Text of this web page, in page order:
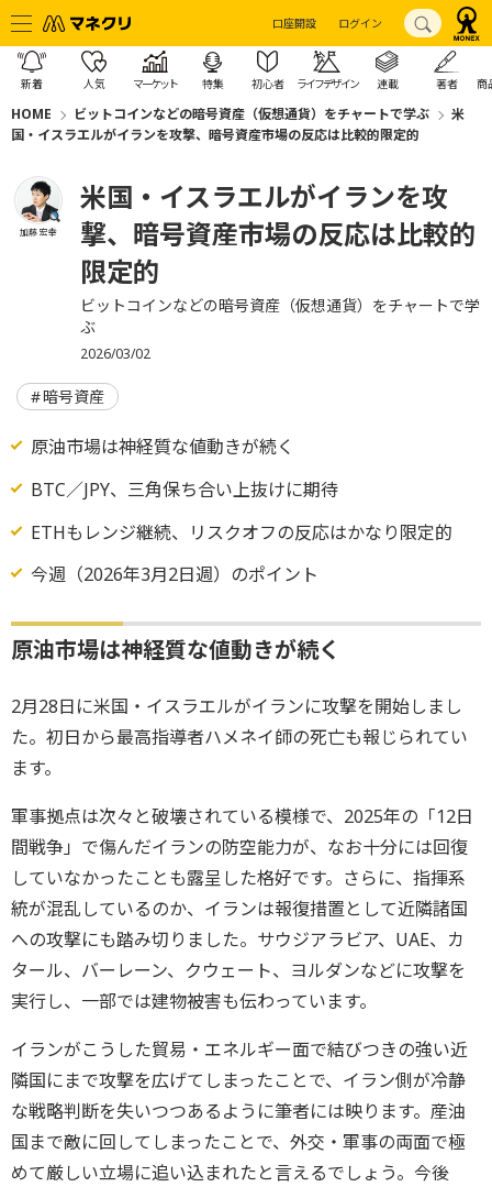
口座開設 ログイン
新着 人気 マーケット 特集 初心者 ライフデザイン 連載 著者 商
HOME ビットコインなどの暗号資産（仮想通貨）をチャートで学ぶ
米
国・イスラエルがイランを攻撃、暗号資産市場の反応は比較的限定的
加藤 宏幸
米国・イスラエルがイランを攻
撃、暗号資産市場の反応は比較的
限定的
ビットコインなどの暗号資産（仮想通貨）をチャートで学
ぶ
2026/03/02
暗号資産
原油市場は神経質な値動きが続く
BTC／JPY、三角保ち合い上抜けに期待
ETHもレンジ継続、リスクオフの反応はかなり限定的
今週（2026年3月2日週）のポイント
原油市場は神経質な値動きが続く
2月28日に米国・イスラエルがイランに攻撃を開始しまし
た。初日から最高指導者ハメネイ師の死亡も報じられてい
ます。
軍事拠点は次々と破壊されている模様で、2025年の「12日
間戦争」で傷んだイランの防空能力が、なお十分には回復
していなかったことも露呈した格好です。さらに、指揮系
統が混乱しているのか、イランは報復措置として近隣諸国
への攻撃にも踏み切りました。サウジアラビア、UAE、カ
タール、バーレーン、クウェート、ヨルダンなどに攻撃を
実行し、一部では建物被害も伝わっています。
イランがこうした貿易・エネルギー面で結びつきの強い近
隣国にまで攻撃を広げてしまったことで、イラン側が冷静
な戦略判断を失いつつあるように筆者には映ります。産油
国まで敵に回してしまったことで、外交・軍事の両面で極
めて厳しい立場に追い込まれたと言えるでしょう。今後